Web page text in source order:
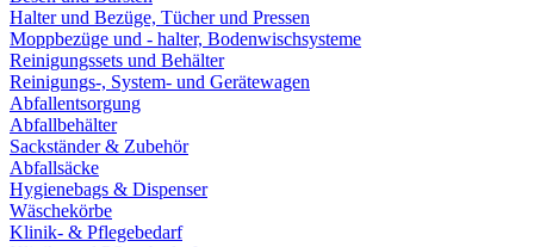
Halter und Bezüge, Tücher und Pressen
Moppbezüge und - halter, Bodenwischsysteme
Reinigungssets und Behälter
Reinigungs-, System- und Gerätewagen
Abfallentsorgung
Abfallbehälter
Sackständer & Zubehör
Abfallsäcke
Hygienebags & Dispenser
Wäschekörbe
Klinik- & Pflegebedarf